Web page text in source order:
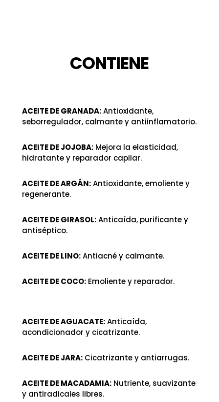
CONTIENE
ACEITE DE GRANADA:Antioxidante,
seborregulador, calmante y antiinflamatorio.
ACEITE DE JOJOBA:Mejora la elasticidad,
hidratante y reparador capilar.
ACEITE DE ARGÁN:Antioxidante, emoliente y
regenerante.
ACEITE DE GIRASOL:Anticaída, purificante y
antiséptico.
ACEITE DE LINO:Antiacné y calmante.
ACEITE DE COCO:Emoliente y reparador.
ACEITE DE AGUACATE:Anticaída,
acondicionador y cicatrizante.
ACEITE DE JARA:Cicatrizante y antiarrugas.
ACEITE DE MACADAMIA:Nutriente, suavizante
y antiradicales libres.